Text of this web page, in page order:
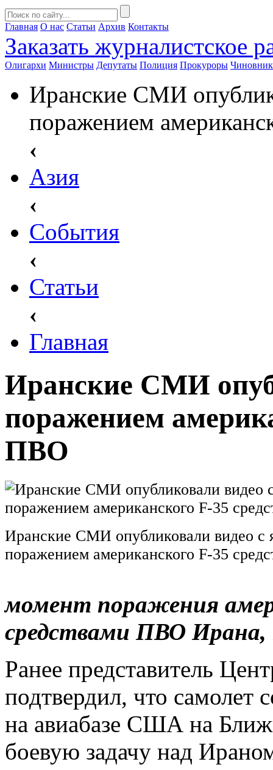
Главная О нас Статьи Архив Контакты
Заказать журналистское
Олигархи Министры Депутаты Полиция Прокуроры
Иранские СМИ
поражением
‹
Азия
‹
События
‹
Статьи
‹
Главная
Иранские СМИ
поражением
ПВО
Иранские СМИ опубликовали видео с
поражением американского F-35
момент поражения
средствами ПВО
Ранее представитель
подтвердил, что самолет
на авиабазе США на
боевую задачу над